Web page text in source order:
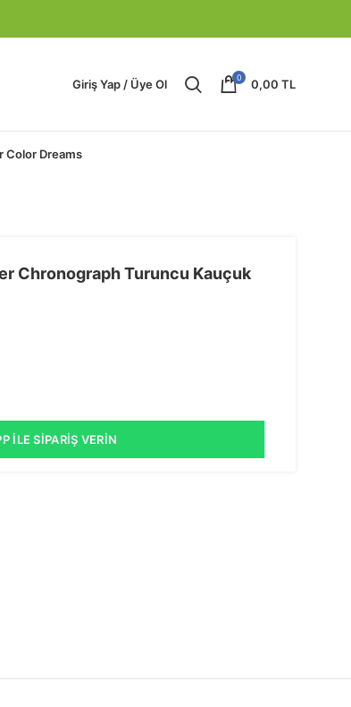
Giriş Yap / Üye Ol 0 0,00 TL
Color Dreams
Chronograph Turuncu Kauçuk
İLE SIPARIŞ VERIN